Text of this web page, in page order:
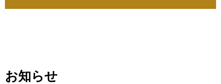
お知らせ